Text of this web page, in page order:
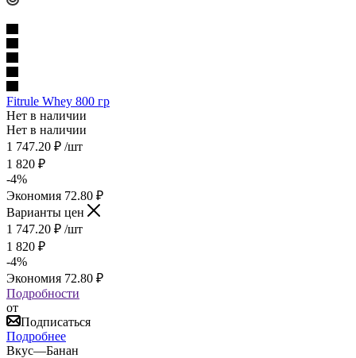
Fitrule Whey 800 гр
Нет в наличии
Нет в наличии
1 747.20 ₽ /шт
1 820 ₽
-4%
Экономия 72.80 ₽
Варианты цен
1 747.20 ₽ /шт
1 820 ₽
-4%
Экономия 72.80 ₽
Подробности
от
Подписаться
Подробнее
Вкус—Банан